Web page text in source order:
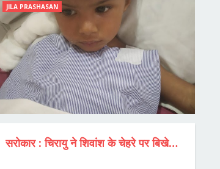
JILA PRASHASAN
सरोकार : चिरायु ने शिवांश के चेहरे पर बिखेरी मुस्कान,2 साल के बच्चे के दिल मे छेद का सफल ऑपरेशन,परिजनों ने ऑपरेशन मुस्कान के साथ मुख्यमंत्री का जताया आभार।